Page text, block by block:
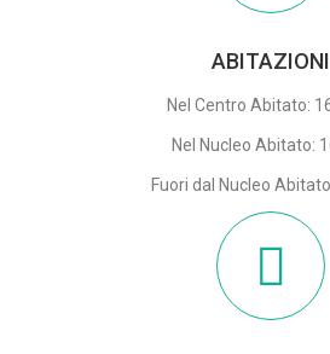
ABITAZIONI
Nel Centro Abitato:
Nel Nucleo Abitato:
Fuori dal Nucleo